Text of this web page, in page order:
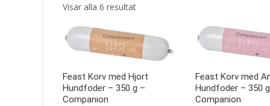
Visar alla 6 resultatSortera
senaste
Feast Korv med Hjort
Hundfoder – 350 g –
Companion
Feast Korv med
Hundfoder – 350
Companion